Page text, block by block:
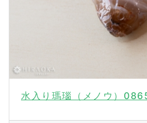
水入り瑪瑙（メノウ）